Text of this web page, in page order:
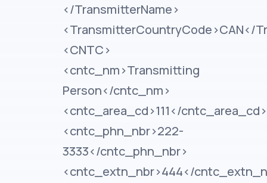
</TransmitterName>
<TransmitterCountryCode>CAN</
<CNTC>
<cntc_nm>Transmitting
Person</cntc_nm>
<cntc_area_cd>111</cntc_area_cd>
<cntc_phn_nbr>222-
3333</cntc_phn_nbr>
<cntc_extn_nbr>444</